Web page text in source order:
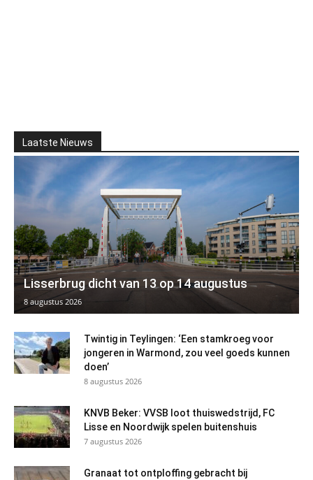
Laatste Nieuws
Lisserbrug dicht van 13 op 14 augustus
8 augustus 2026
Twintig in Teylingen: ‘Een stamkroeg voor
jongeren in Warmond, zou veel goeds kunnen
doen’
8 augustus 2026
KNVB Beker: VVSB loot thuiswedstrijd, FC
Lisse en Noordwijk spelen buitenshuis
7 augustus 2026
Granaat tot ontploffing gebracht bij